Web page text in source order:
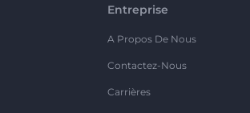
Entreprise
A Propos De Nous
Contactez-Nous
Carrières